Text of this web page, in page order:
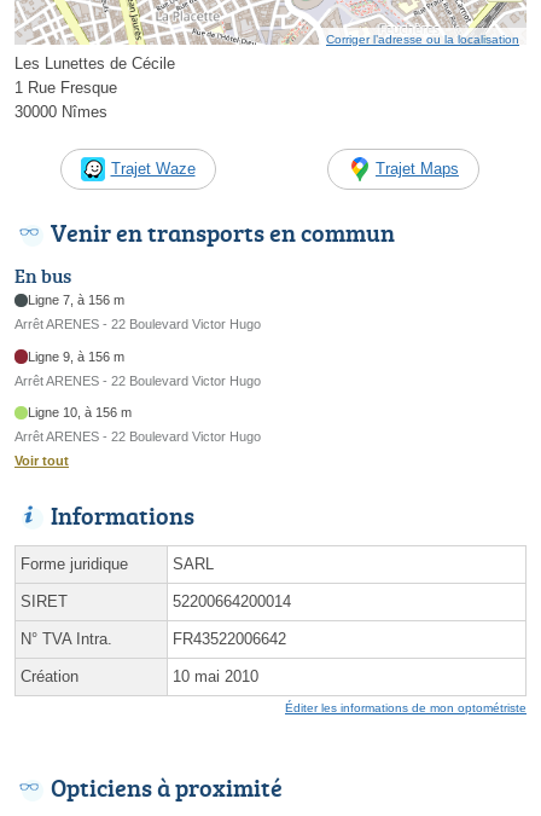
Corriger l’adresse ou la localisation
Les Lunettes de Cécile
1 Rue Fresque
30000 Nîmes
Trajet Waze Trajet Maps
Venir en transports en commun
En bus
Ligne 7, à 156 m
Arrêt ARENES - 22 Boulevard Victor Hugo
Ligne 9, à 156 m
Arrêt ARENES - 22 Boulevard Victor Hugo
Ligne 10, à 156 m
Arrêt ARENES - 22 Boulevard Victor Hugo
Voir tout
Informations
Forme juridique SARL
SIRET 52200664200014
N° TVA Intra. FR43522006642
Création 10 mai 2010
Éditer les informations de mon optométriste
Opticiens à proximité